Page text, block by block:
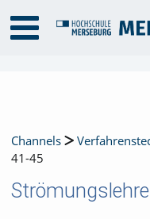
Channels
41-45